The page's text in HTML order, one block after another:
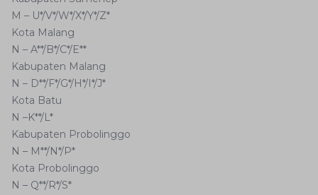
M – U*/V*/W*/X*/Y*/Z*
Kota Malang
N – A**/B*/C*/E**
Kabupaten Malang
N – D**/F*/G*/H*/I*/J*
Kota Batu
N –K**/L*
Kabupaten Probolinggo
N – M**/N*/P*
Kota Probolinggo
N – Q**/R*/S*